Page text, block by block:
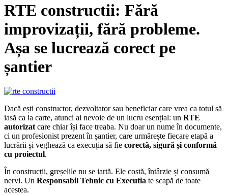
RTE constructii: Fără
improvizații, fără probleme.
Așa se lucrează corect pe
șantier
Dacă ești constructor, dezvoltator sau beneficiar care vrea ca totul să
iasă ca la carte, atunci ai nevoie de un lucru esențial: un RTE
autorizat care chiar își face treaba. Nu doar un nume în documente,
ci un profesionist prezent în șantier, care urmărește fiecare etapă a
lucrării și veghează ca execuția să fie corectă, sigură și conformă
cu proiectul.
În construcții, greșelile nu se iartă. Ele costă, întârzie și consumă
nervi. Un Responsabil Tehnic cu Executia te scapă de toate
acestea.